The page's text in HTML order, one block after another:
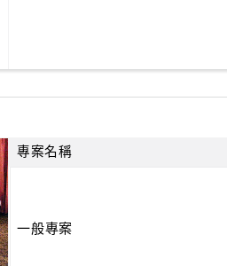
專案名稱
一般專案